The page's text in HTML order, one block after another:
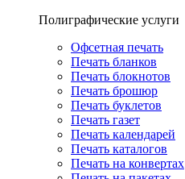
Полиграфические услуги
Офсетная печать
Печать бланков
Печать блокнотов
Печать брошюр
Печать буклетов
Печать газет
Печать календарей
Печать каталогов
Печать на конвертах